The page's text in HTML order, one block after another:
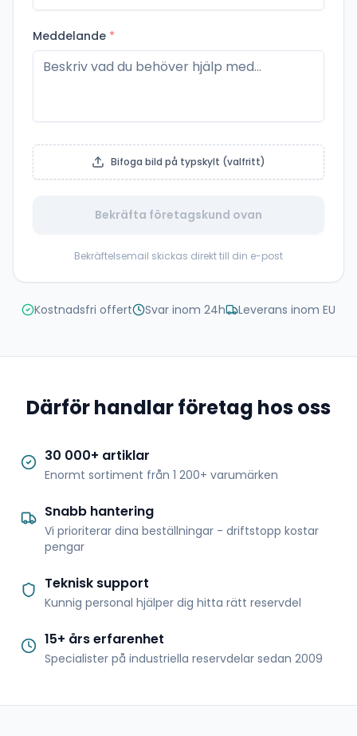
Meddelande *
Bifoga bild på typskylt (valfritt)
Bekräfta företagskund ovan
Bekräftelsemail skickas direkt till din e-post
Kostnadsfri offert Svar inom 24h Leverans inom EU
Därför handlar företag hos oss
30 000+ artiklar
Enormt sortiment från 1 200+ varumärken
Snabb hantering
Vi prioriterar dina beställningar - driftstopp kostar
pengar
Teknisk support
Kunnig personal hjälper dig hitta rätt reservdel
15+ års erfarenhet
Specialister på industriella reservdelar sedan 2009